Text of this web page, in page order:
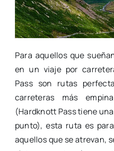
Para aquellos que
en un viaje por
Pass son rutas
carreteras más
(Hardknott Pass tiene
punto), esta ruta es
aquellos que se atrevan,